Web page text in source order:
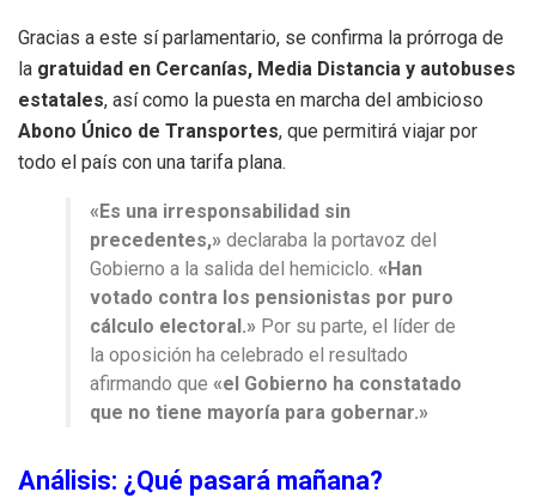
Gracias a este sí parlamentario, se confirma la prórroga de
la gratuidad en Cercanías, Media Distancia y autobuses
estatales, así como la puesta en marcha del ambicioso
Abono Único de Transportes, que permitirá viajar por
todo el país con una tarifa plana.
«Es una irresponsabilidad sin
precedentes,» declaraba la portavoz del
Gobierno a la salida del hemiciclo. «Han
votado contra los pensionistas por puro
cálculo electoral.» Por su parte, el líder de
la oposición ha celebrado el resultado
afirmando que «el Gobierno ha constatado
que no tiene mayoría para gobernar.»
Análisis: ¿Qué pasará mañana?